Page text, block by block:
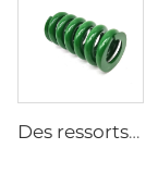
Des ressorts à compression en spirale sur mesure sont utilisés dans l'industrie